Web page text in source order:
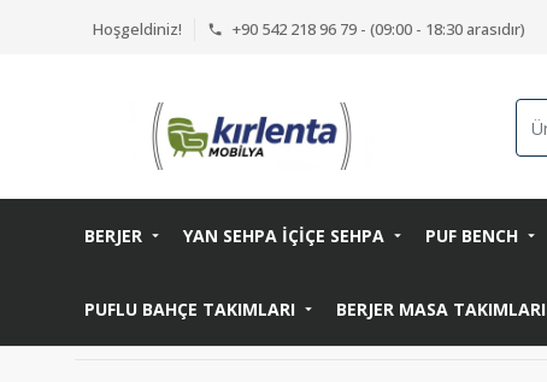
Hoşgeldiniz!
+90 542 218 96 79 - (09:00 - 18:30 arasıdır)
BERJER YAN SEHPA İÇİÇE SEHPA PUF BENCH
PUFLU BAHÇE TAKIMLARI BERJER MASA TAKIMLARI